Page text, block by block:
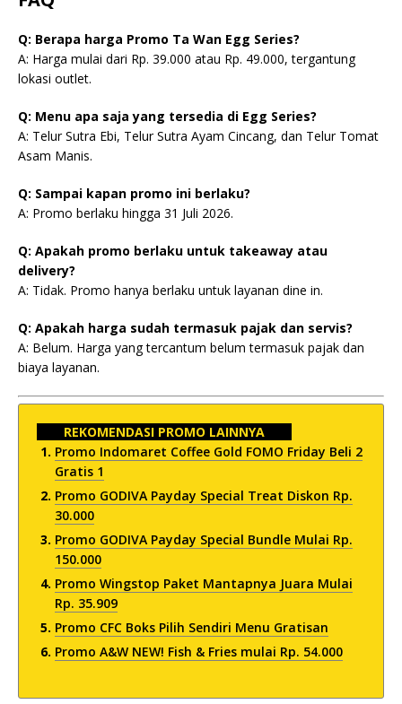
Q: Berapa harga Promo Ta Wan Egg Series?
A: Harga mulai dari Rp. 39.000 atau Rp. 49.000, tergantung
lokasi outlet.
Q: Menu apa saja yang tersedia di Egg Series?
A: Telur Sutra Ebi, Telur Sutra Ayam Cincang, dan Telur Tomat
Asam Manis.
Q: Sampai kapan promo ini berlaku?
A: Promo berlaku hingga 31 Juli 2026.
Q: Apakah promo berlaku untuk takeaway atau
delivery?
A: Tidak. Promo hanya berlaku untuk layanan dine in.
Q: Apakah harga sudah termasuk pajak dan servis?
A: Belum. Harga yang tercantum belum termasuk pajak dan
biaya layanan.
REKOMENDASI PROMO LAINNYA
Promo Indomaret Coffee Gold FOMO Friday Beli 2
Gratis 1
Promo GODIVA Payday Special Treat Diskon Rp.
30.000
Promo GODIVA Payday Special Bundle Mulai Rp.
150.000
Promo Wingstop Paket Mantapnya Juara Mulai
Rp. 35.909
Promo CFC Boks Pilih Sendiri Menu Gratisan
Promo A&W NEW! Fish & Fries mulai Rp. 54.000